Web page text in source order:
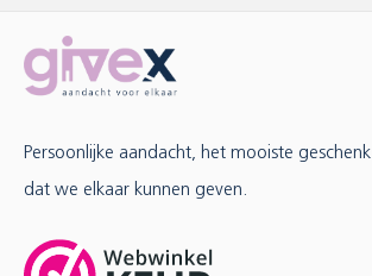
Persoonlijke aandacht, het mooiste geschenk
dat we elkaar kunnen geven.